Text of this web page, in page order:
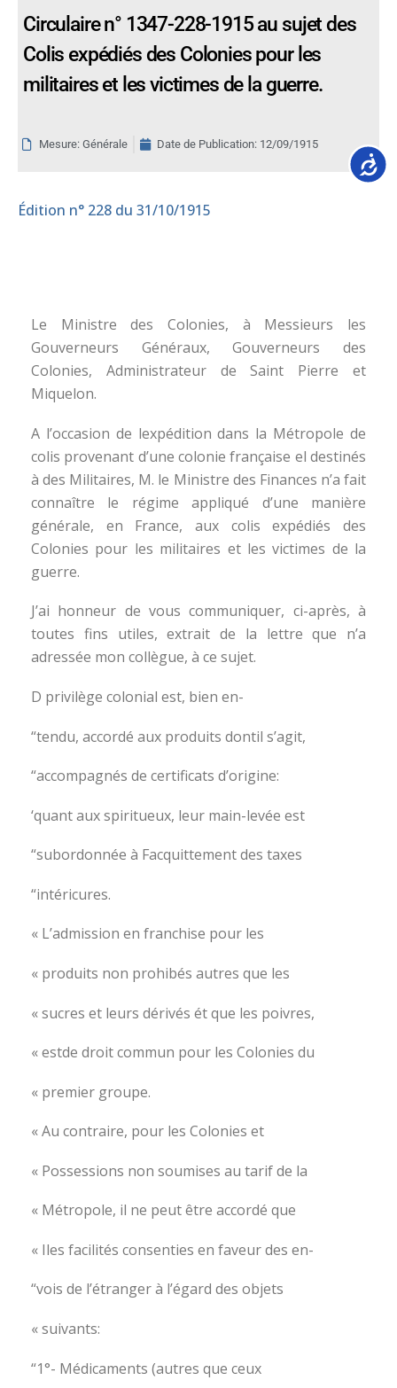
Circulaire n° 1347-228-1915 au sujet des
Colis expédiés des Colonies pour les
militaires et les victimes de la guerre.
Mesure: Générale Date de Publication: 12/09/1915
Édition n° 228 du 31/10/1915
Le Ministre des Colonies, à Messieurs les
Gouverneurs Généraux, Gouverneurs des
Colonies, Administrateur de Saint Pierre et
Miquelon.
A l’occasion de lexpédition dans la Métropole de
colis provenant d’une colonie française el destinés
à des Militaires, M. le Ministre des Finances n’a fait
connaître le régime appliqué d’une manière
générale, en France, aux colis expédiés des
Colonies pour les militaires et les victimes de la
guerre.
J’ai honneur de vous communiquer, ci-après, à
toutes fins utiles, extrait de la lettre que n’a
adressée mon collègue, à ce sujet.
D privilège colonial est, bien en-
“tendu, accordé aux produits dontil s’agit,
“accompagnés de certificats d’origine:
‘quant aux spiritueux, leur main-levée est
“subordonnée à Facquittement des taxes
“intéricures.
« L’admission en franchise pour les
« produits non prohibés autres que les
« sucres et leurs dérivés ét que les poivres,
« estde droit commun pour les Colonies du
« premier groupe.
« Au contraire, pour les Colonies et
« Possessions non soumises au tarif de la
« Métropole, il ne peut être accordé que
« Iles facilités consenties en faveur des en-
“vois de l’étranger à l’égard des objets
« suivants:
“1°- Médicaments (autres que ceux